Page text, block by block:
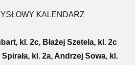
KALENDARZ
kl. 2c, Błażej Szetela, kl. 2c
kl. 2a, Andrzej Sowa, kl.